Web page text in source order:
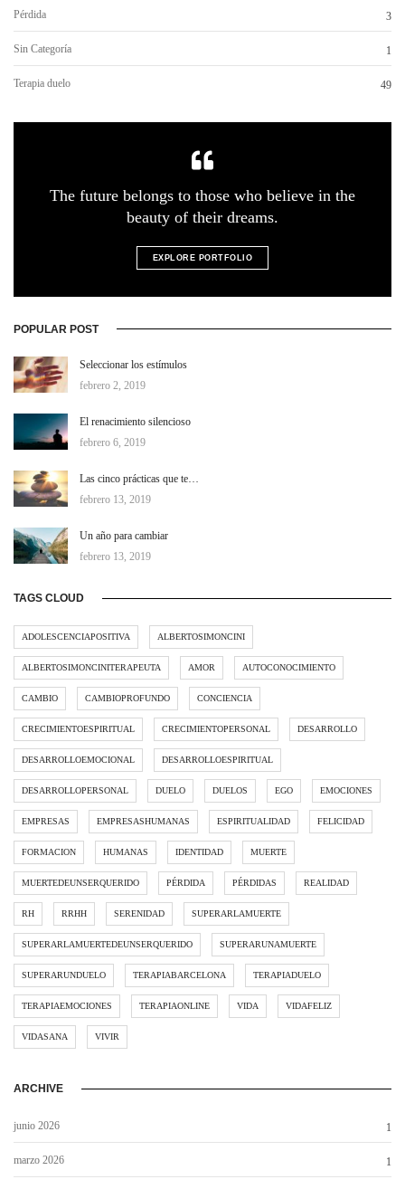
Pérdida 3
Sin Categoría 1
Terapia duelo 49
The future belongs to those who believe in the
beauty of their dreams.
EXPLORE PORTFOLIO
POPULAR POST
Seleccionar los estímulos
febrero 2, 2019
El renacimiento silencioso
febrero 6, 2019
Las cinco prácticas que te…
febrero 13, 2019
Un año para cambiar
febrero 13, 2019
TAGS CLOUD
ADOLESCENCIAPOSITIVA ALBERTOSIMONCINI
ALBERTOSIMONCINITERAPEUTA AMOR AUTOCONOCIMIENTO
CAMBIO CAMBIOPROFUNDO CONCIENCIA
CRECIMIENTOESPIRITUAL CRECIMIENTOPERSONAL DESARROLLO
DESARROLLOEMOCIONAL DESARROLLOESPIRITUAL
DESARROLLOPERSONAL DUELO DUELOS EGO EMOCIONES
EMPRESAS EMPRESASHUMANAS ESPIRITUALIDAD FELICIDAD
FORMACION HUMANAS IDENTIDAD MUERTE
MUERTEDEUNSERQUERIDO PÉRDIDA PÉRDIDAS REALIDAD
RH RRHH SERENIDAD SUPERARLAMUERTE
SUPERARLAMUERTEDEUNSERQUERIDO SUPERARUNAMUERTE
SUPERARUNDUELO TERAPIABARCELONA TERAPIADUELO
TERAPIAEMOCIONES TERAPIAONLINE VIDA VIDAFELIZ
VIDASANA VIVIR
ARCHIVE
junio 2026 1
marzo 2026 1